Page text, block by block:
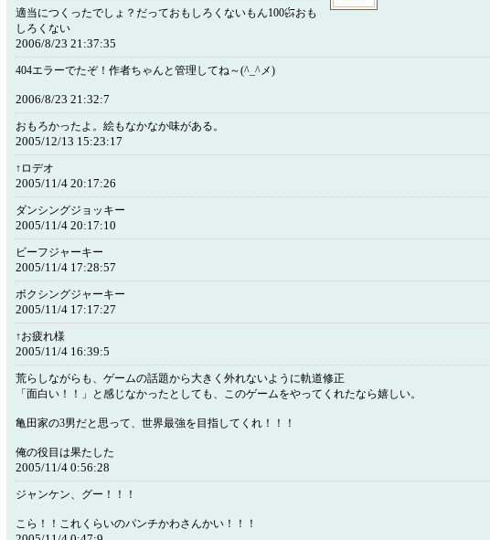
適当につくったでしょ？だっておもしろくないもん100㌫おも
しろくない
2006/8/23 21:37:35
404エラーでたぞ！作者ちゃんと管理してね～(^_^メ)
2006/8/23 21:32:7
おもろかったよ。絵もなかなか味がある。
2005/12/13 15:23:17
↑ロデオ
2005/11/4 20:17:26
ダンシングジョッキー
2005/11/4 20:17:10
ビーフジャーキー
2005/11/4 17:28:57
ボクシングジャーキー
2005/11/4 17:17:27
↑お疲れ様
2005/11/4 16:39:5
荒らしながらも、ゲームの話題から大きく外れないように軌道修正
「面白い！！」と感じなかったとしても、このゲームをやってくれたなら嬉しい。
亀田家の3男だと思って、世界最強を目指してくれ！！！
俺の役目は果たした
2005/11/4 0:56:28
ジャンケン、グー！！！
こら！！これくらいのパンチかわさんかい！！！